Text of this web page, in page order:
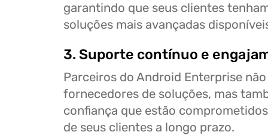
garantindo que seus clientes
soluções mais avançadas
3. Suporte contínuo e
Parceiros do Android Enterprise
fornecedores de soluções, mas
confiança que estão
de seus clientes a longo prazo.